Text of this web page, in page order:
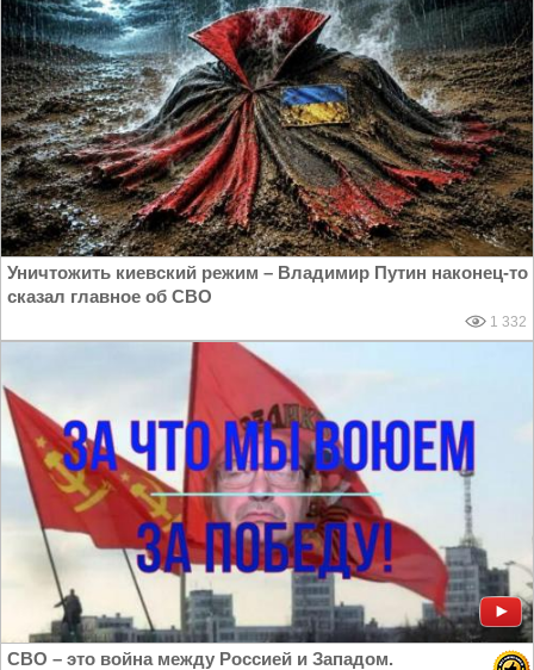
Уничтожить киевский режим – Владимир Путин наконец-то
сказал главное об СВО
1 332
СВО – это война между Россией и Западом.